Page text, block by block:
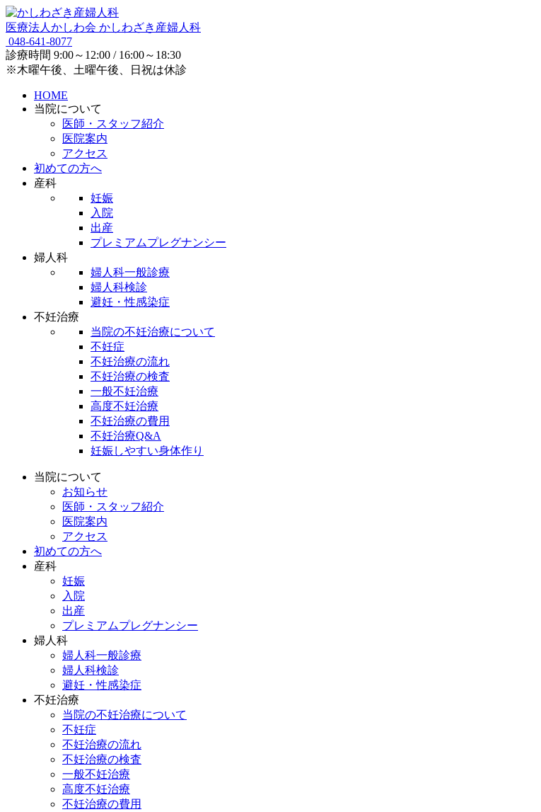
医療法人かしわ会 かしわざき産婦人科
048-641-8077
診療時間 9:00～12:00 / 16:00～18:30
※木曜午後、土曜午後、日祝は休診
HOME
当院について
医師・スタッフ紹介
医院案内
アクセス
初めての方へ
産科
妊娠
入院
出産
プレミアムプレグナンシー
婦人科
婦人科一般診療
婦人科検診
避妊・性感染症
不妊治療
当院の不妊治療について
不妊症
不妊治療の流れ
不妊治療の検査
一般不妊治療
高度不妊治療
不妊治療の費用
不妊治療Q&A
妊娠しやすい身体作り
当院について
お知らせ
医師・スタッフ紹介
医院案内
アクセス
初めての方へ
産科
妊娠
入院
出産
プレミアムプレグナンシー
婦人科
婦人科一般診療
婦人科検診
避妊・性感染症
不妊治療
当院の不妊治療について
不妊症
不妊治療の流れ
不妊治療の検査
一般不妊治療
高度不妊治療
不妊治療の費用